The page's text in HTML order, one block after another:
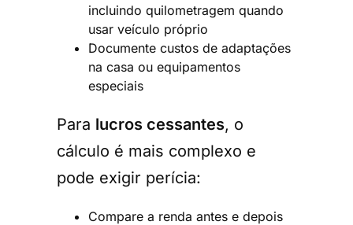
incluindo quilometragem quando
usar veículo próprio
Documente custos de adaptações
na casa ou equipamentos
especiais
Para lucros cessantes, o
cálculo é mais complexo e
pode exigir perícia:
Compare a renda antes e depois